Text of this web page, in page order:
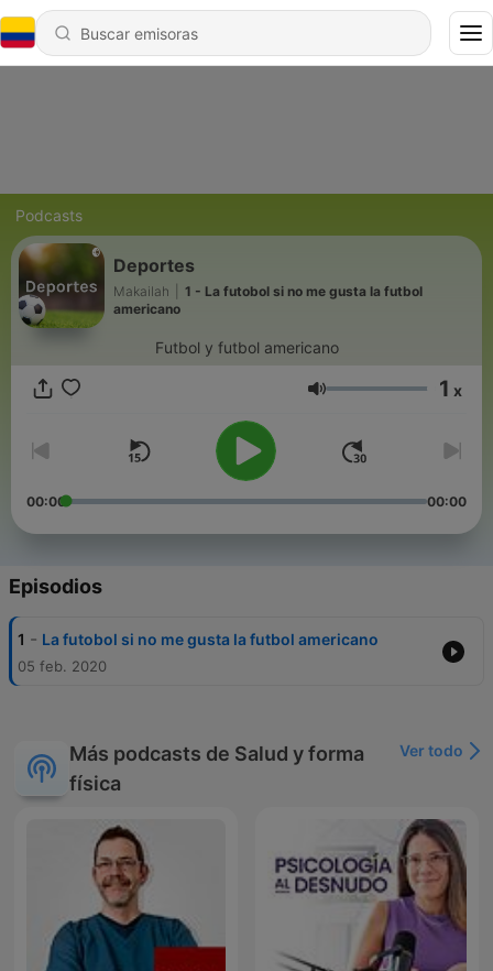
Podcasts
Deportes
Makailah
1 - La futobol si no me gusta la futbol
americano
Futbol y futbol americano
Volumen 1 x
00:00 00:00
Episodios
1 - La futobol si no me gusta la futbol americano
05 feb. 2020
Más podcasts de Salud y forma
física
Ver todo